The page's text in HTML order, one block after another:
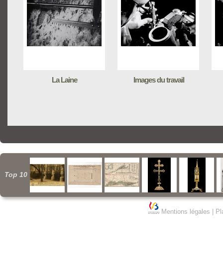
La Laine Images du travail
Top 10
Mentions légales